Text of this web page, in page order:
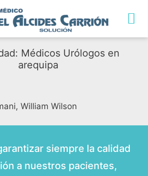
Médicos Urólogos en
arequipa
William Wilson
siempre la calidad
a nuestros pacientes,